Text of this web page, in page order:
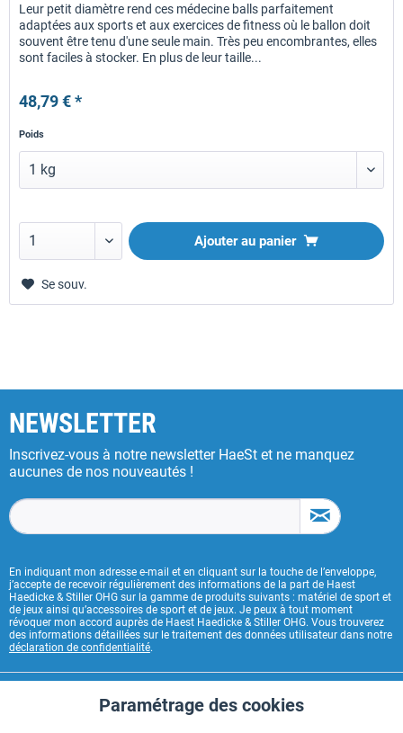
Leur petit diamètre rend ces médecine balls parfaitement
adaptées aux sports et aux exercices de fitness où le ballon doit
souvent être tenu d'une seule main. Très peu encombrantes, elles
sont faciles à stocker. En plus de leur taille...
48,79 € *
Poids
Ajouter au panier
Se souv.
NEWSLETTER
Inscrivez-vous à notre newsletter HaeSt et ne manquez
aucunes de nos nouveautés !
En indiquant mon adresse e-mail et en cliquant sur la touche de l’enveloppe,
j’accepte de recevoir régulièrement des informations de la part de Haest
Haedicke & Stiller OHG sur la gamme de produits suivants : matériel de sport et
de jeux ainsi qu’accessoires de sport et de jeux. Je peux à tout moment
révoquer mon accord auprès de Haest Haedicke & Stiller OHG. Vous trouverez
des informations détaillées sur le traitement des données utilisateur dans notre
déclaration de confidentialité.
Fonctionnels Aktiv
Paramétrage des cookies